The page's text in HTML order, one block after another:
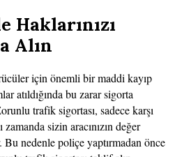
Haklarınızı
Alın
için önemli bir maddi kayıp
atıldığında bu zarar sigorta
trafik sigortası, sadece karşı
zamanda sizin aracınızın değer
Bu nedenle poliçe yaptırmadan önce